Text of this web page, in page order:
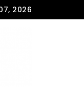
2026